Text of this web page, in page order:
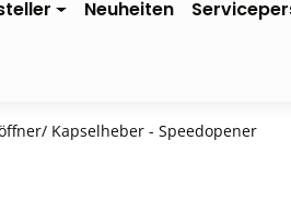
Neuheiten
Kapselheber - Speedopener